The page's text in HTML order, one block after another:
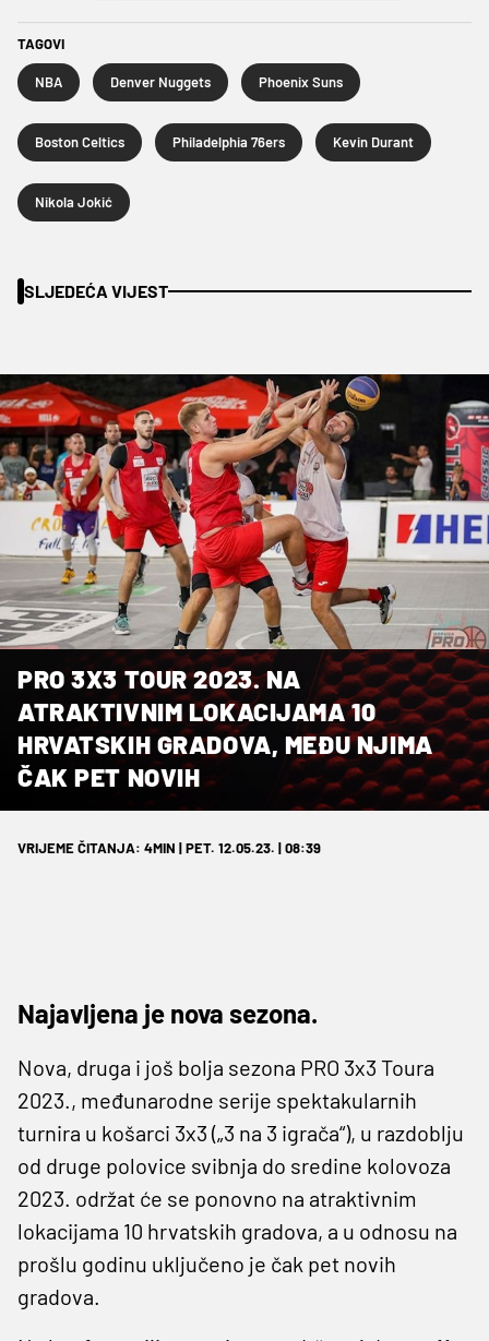
TAGOVI
NBA Denver Nuggets Phoenix Suns
Boston Celtics Philadelphia 76ers Kevin Durant
Nikola Jokić
SLJEDEĆA VIJEST
PRO 3X3 TOUR 2023. NA
ATRAKTIVNIM LOKACIJAMA 10
HRVATSKIH GRADOVA, MEĐU NJIMA
ČAK PET NOVIH
VRIJEME ČITANJA: 4MIN | PET. 12.05.23. | 08:39
Najavljena je nova sezona.
Nova, druga i još bolja sezona PRO 3x3 Toura
2023., međunarodne serije spektakularnih
turnira u košarci 3x3 („3 na 3 igrača“), u razdoblju
od druge polovice svibnja do sredine kolovoza
2023. održat će se ponovno na atraktivnim
lokacijama 10 hrvatskih gradova, a u odnosu na
prošlu godinu uključeno je čak pet novih
gradova.